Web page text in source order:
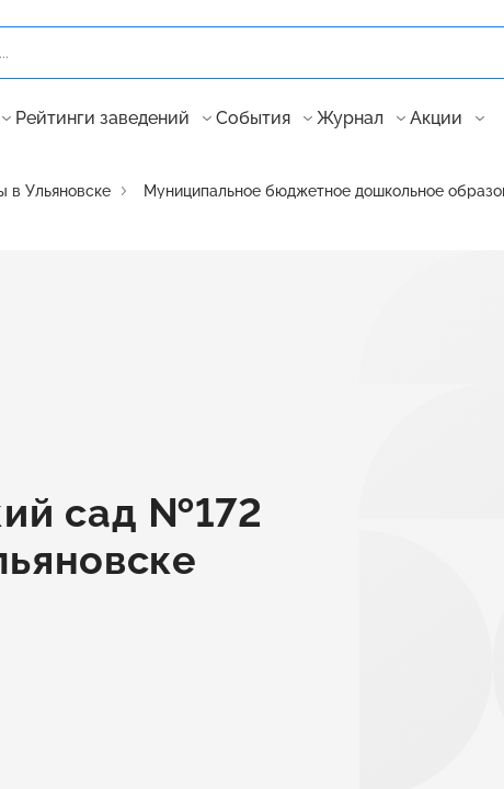
Рейтинги заведений События Журнал Акции
в Ульяновске Муниципальное бюджетное дошкольное
сад №172